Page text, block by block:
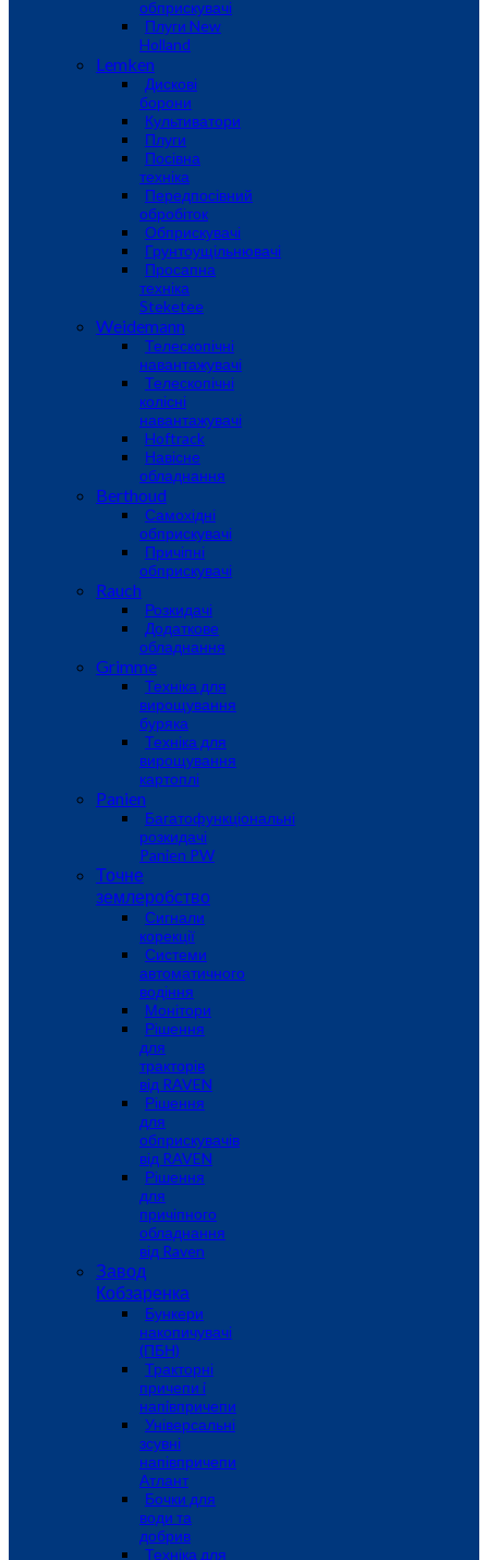
обприскувачі
Плуги New
Holland
Lemken
Дискові
борони
Культиватори
Плуги
Посівна
техніка
Передпосівний
обробіток
Обприскувачі
Грунтоущільнювачі
Просапна
техніка
Steketee
Weidemann
Телескопічні
навантажувачі
Телескопічні
колісні
навантажувачі
Hoftrack
Навісне
обладнання
Berthoud
Самохідні
обприскувачі
Причіпні
обприскувачі
Rauch
Розкидачі
Додаткове
обладнання
Grimme
Техніка для
вирощування
буряка
Техніка для
вирощування
картоплі
Panien
Багатофункціональні
розкидачі
Panien PW
Точне
землеробство
Сигнали
корекції
Системи
автоматичного
водіння
Монітори
Рішення
для
тракторів
від RAVEN
Рішення
для
обприскувачів
від RAVEN
Рішення
для
причіпного
обладнання
від Raven
Завод
Кобзаренка
Бункери
накопичувачі
(ПБН)
Тракторні
причепи i
напiвпричепи
Універсальні
зсувні
напівпричепи
Атлант
Бочки для
води та
добрив
Техніка для